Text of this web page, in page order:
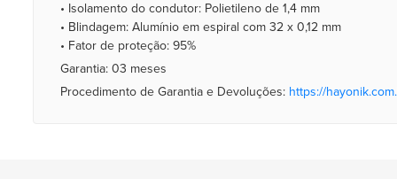
• Isolamento do condutor: Polietileno de 1,4 mm
• Blindagem: Alumínio em espiral com 32 x 0,12 mm
• Fator de proteção: 95%
Garantia: 03 meses
Procedimento de Garantia e Devoluções: https://